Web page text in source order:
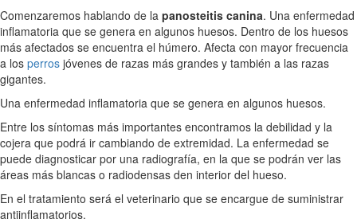
Comenzaremos hablando de la panosteitis canina. Una enfermedad
inflamatoria que se genera en algunos huesos. Dentro de los huesos
más afectados se encuentra el húmero. Afecta con mayor frecuencia
a los perros jóvenes de razas más grandes y también a las razas
gigantes.
Una enfermedad inflamatoria que se genera en algunos huesos.
Entre los síntomas más importantes encontramos la debilidad y la
cojera que podrá ir cambiando de extremidad. La enfermedad se
puede diagnosticar por una radiografía, en la que se podrán ver las
áreas más blancas o radiodensas den interior del hueso.
En el tratamiento será el veterinario que se encargue de suministrar
antiinflamatorios.